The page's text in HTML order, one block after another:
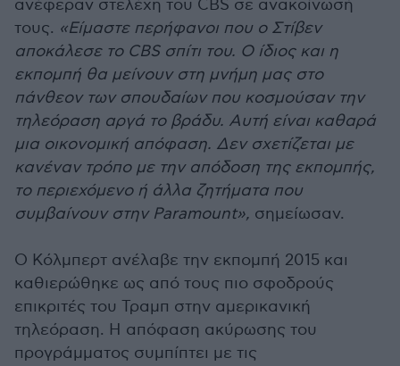
ανέφεραν στελέχη του CBS σε ανακοίνωσή
τους. «Είμαστε περήφανοι που ο Στίβεν
αποκάλεσε το CBS σπίτι του. Ο ίδιος και η
εκπομπή θα μείνουν στη μνήμη μας στο
πάνθεον των σπουδαίων που κοσμούσαν την
τηλεόραση αργά το βράδυ. Αυτή είναι καθαρά
μια οικονομική απόφαση. Δεν σχετίζεται με
κανέναν τρόπο με την απόδοση της εκπομπής,
το περιεχόμενο ή άλλα ζητήματα που
συμβαίνουν στην Paramount», σημείωσαν.
Ο Κόλμπερτ ανέλαβε την εκπομπή 2015 και
καθιερώθηκε ως από τους πιο σφοδρούς
επικριτές του Τραμπ στην αμερικανική
τηλεόραση. Η απόφαση ακύρωσης του
προγράμματος συμπίπτει με τις